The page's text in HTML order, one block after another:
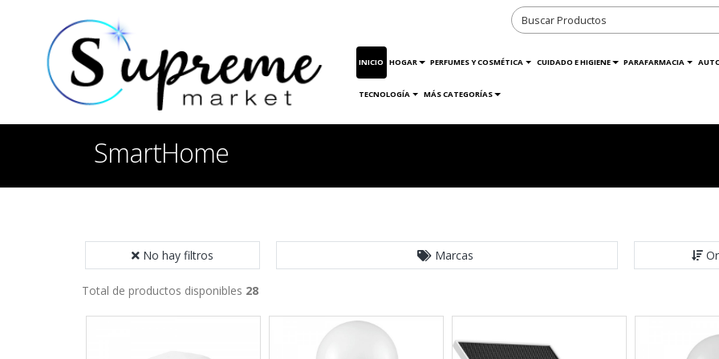
INICIO HOGAR PERFUMES Y COSMÉTICA CUIDADO E HIGIENE PARAFARMACIA
TECNOLOGÍA MÁS CATEGORÍAS
SmartHome
No hay filtros Marcas
Total de productos disponibles 28